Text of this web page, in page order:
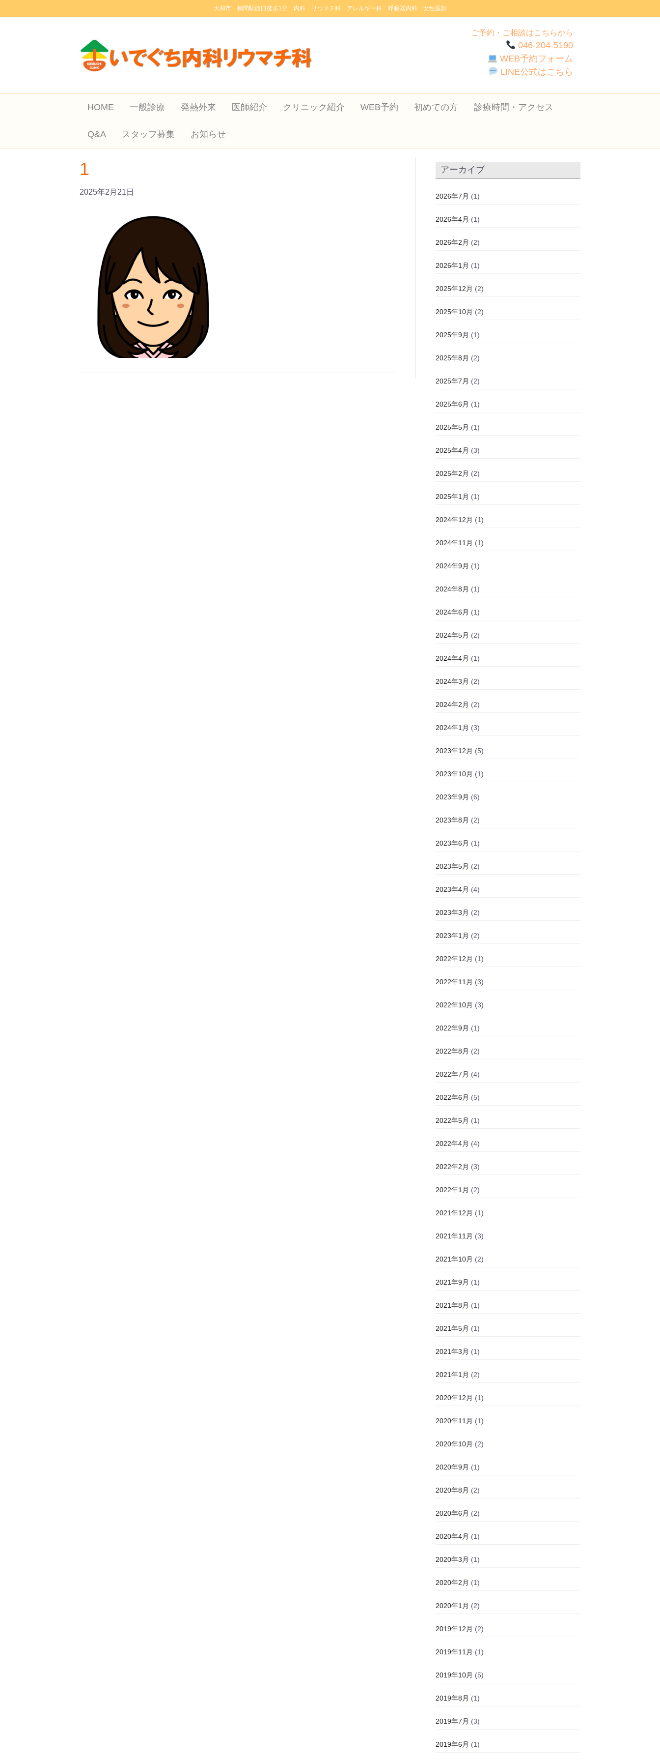
大和市 鶴間駅西口徒歩1分 内科 リウマチ科 アレルギー科 呼吸器内科 女性医師
ご予約・ご相談はこちらから
046-204-5190
WEB予約フォーム
LINE公式はこちら
HOME 一般診療 発熱外来 医師紹介 クリニック紹介 WEB予約 初めての方 診療時間・アクセス
Q&A スタッフ募集 お知らせ
1
2025年2月21日
アーカイブ
2026年7月 (1)
2026年4月 (1)
2026年2月 (2)
2026年1月 (1)
2025年12月 (2)
2025年10月 (2)
2025年9月 (1)
2025年8月 (2)
2025年7月 (2)
2025年6月 (1)
2025年5月 (1)
2025年4月 (3)
2025年2月 (2)
2025年1月 (1)
2024年12月 (1)
2024年11月 (1)
2024年9月 (1)
2024年8月 (1)
2024年6月 (1)
2024年5月 (2)
2024年4月 (1)
2024年3月 (2)
2024年2月 (2)
2024年1月 (3)
2023年12月 (5)
2023年10月 (1)
2023年9月 (6)
2023年8月 (2)
2023年6月 (1)
2023年5月 (2)
2023年4月 (4)
2023年3月 (2)
2023年1月 (2)
2022年12月 (1)
2022年11月 (3)
2022年10月 (3)
2022年9月 (1)
2022年8月 (2)
2022年7月 (4)
2022年6月 (5)
2022年5月 (1)
2022年4月 (4)
2022年2月 (3)
2022年1月 (2)
2021年12月 (1)
2021年11月 (3)
2021年10月 (2)
2021年9月 (1)
2021年8月 (1)
2021年5月 (1)
2021年3月 (1)
2021年1月 (2)
2020年12月 (1)
2020年11月 (1)
2020年10月 (2)
2020年9月 (1)
2020年8月 (2)
2020年6月 (2)
2020年4月 (1)
2020年3月 (1)
2020年2月 (1)
2020年1月 (2)
2019年12月 (2)
2019年11月 (1)
2019年10月 (5)
2019年8月 (1)
2019年7月 (3)
2019年6月 (1)